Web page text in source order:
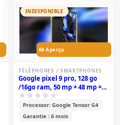
INDISPONIBLE
Aperçu
TÉLÉPHONES / SMARTPHONES
Google pixel 9 pro, 128 go
/16go ram, 50 mp + 48 mp +
48 mp / 42 mp, 6.3\'\' 4700
mah, garantie 6 mois
Processor: Google Tensor G4
Garantie : 6 mois